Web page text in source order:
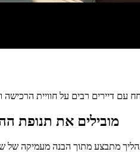
מובילים את תנופת
מתבצע מתוך הבנה מעמיקה של